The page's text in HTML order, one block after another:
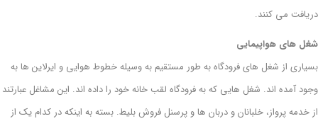
دریافت می کنند.
شغل های هواپیمایی
بسیاری از شغل های فرودگاه به طور مستقیم به وسیله خطوط هوایی و ایرلاین ها به
وجود آمده اند. شغل هایی که به فرودگاه لقب خانه خود را داده اند. این مشاغل عبارتند
از خدمه پرواز، خلبانان و دربان ها و پرسنل فروش بلیط. بسته به اینکه در کدام یک از